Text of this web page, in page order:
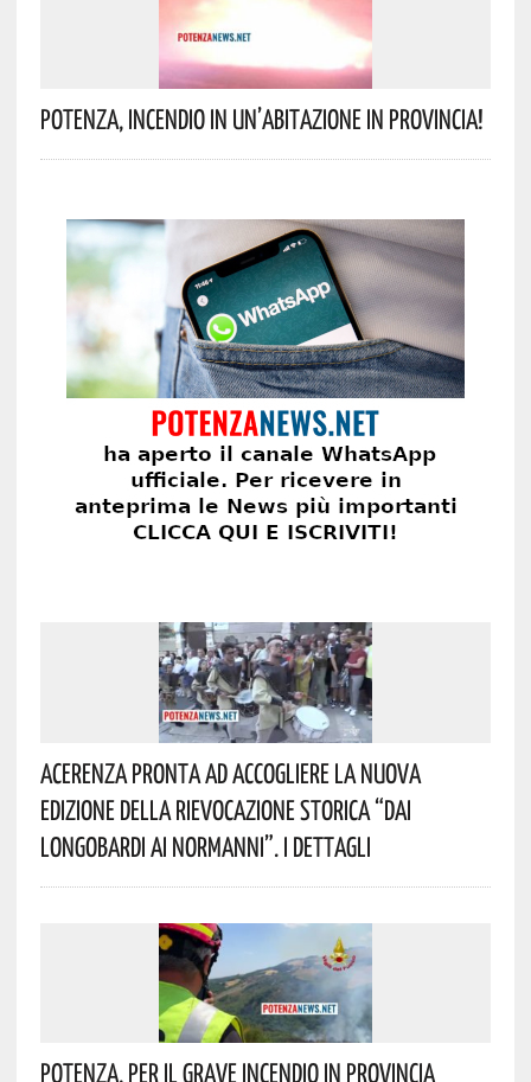
Potenza, Incendio In Un’abitazione In Provincia!
Acerenza Pronta Ad Accogliere La Nuova
Edizione Della Rievocazione Storica “Dai
Longobardi Ai Normanni”. I Dettagli
Potenza, Per Il Grave Incendio In Provincia